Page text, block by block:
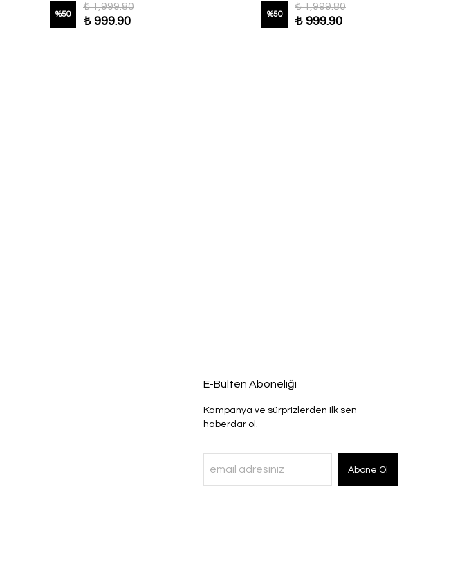
%50
₺ 1,999.80
₺ 999.90
%50
₺ 1,999.80
₺ 999.90
E-Bülten Aboneliği
Kampanya ve sürprizlerden ilk sen
haberdar ol.
Abone Ol